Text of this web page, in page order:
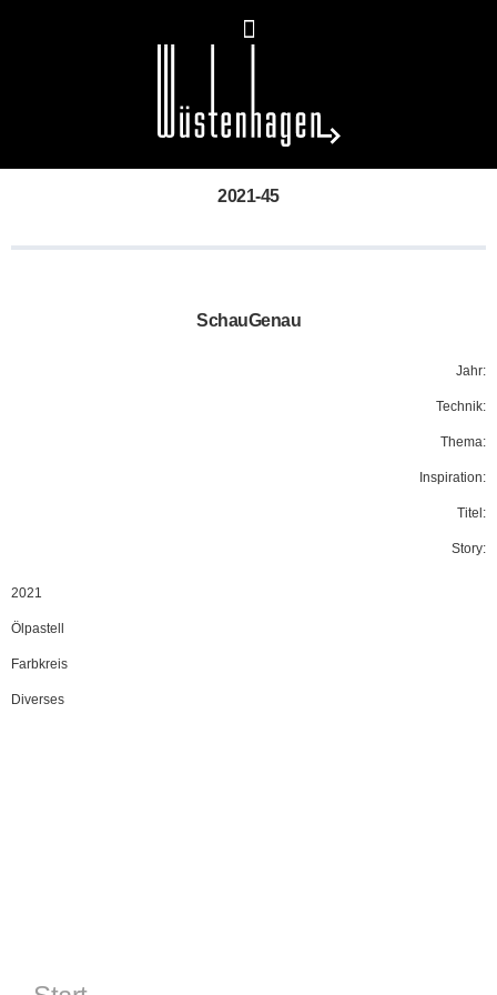
2021-45
SchauGenau
Jahr:
Technik:
Thema:
Inspiration:
Titel:
Story:
2021
Ölpastell
Farbkreis
Diverses